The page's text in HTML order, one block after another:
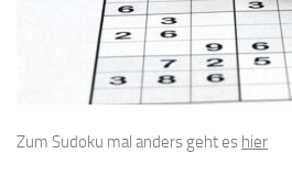
Zum Sudoku mal anders geht es hier